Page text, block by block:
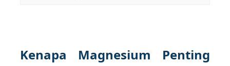
Kenapa Magnesium Penting